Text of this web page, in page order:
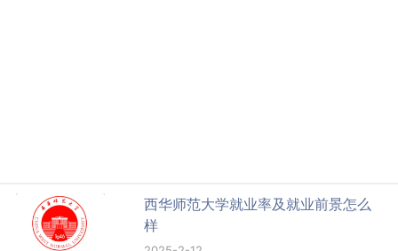
西华师范大学就业率及就业前景怎么
样